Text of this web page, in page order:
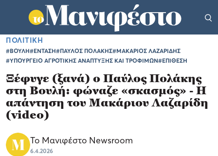
ΠΟΛΙΤΙΚΗ
#ΒΟΥΛΗ#ΕΝΤΑΣΗ#ΠΑΥΛΟΣ ΠΟΛΑΚΗΣ#ΜΑΚΑΡΙΟΣ ΛΑΖΑΡΙΔΗΣ
#ΥΠΟΥΡΓΕΙΟ ΑΓΡΟΤΙΚΗΣ ΑΝΑΠΤΥΞΗΣ ΚΑΙ ΤΡΟΦΙΜΩΝ#ΕΠΙΘΕΣΗ
Ξέφυγε (ξανά) ο Παύλος Πολάκης
στη Βουλή: φώναζε «σκασμός» - Η
απάντηση του Μακάριου Λαζαρίδη
(video)
Το Μανιφέστο Newsroom
6.4.2026